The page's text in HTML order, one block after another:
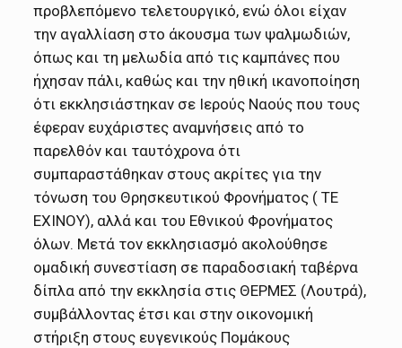
προβλεπόμενο τελετουργικό, ενώ όλοι είχαν
την αγαλλίαση στο άκουσμα των ψαλμωδιών,
όπως και τη μελωδία από τις καμπάνες που
ήχησαν πάλι, καθώς και την ηθική ικανοποίηση
ότι εκκλησιάστηκαν σε Ιερούς Ναούς που τους
έφεραν ευχάριστες αναμνήσεις από το
παρελθόν και ταυτόχρονα ότι
συμπαραστάθηκαν στους ακρίτες για την
τόνωση του Θρησκευτικού Φρονήματος ( ΤΕ
ΕΧΙΝΟΥ), αλλά και του Εθνικού Φρονήματος
όλων. Μετά τον εκκλησιασμό ακολούθησε
ομαδική συνεστίαση σε παραδοσιακή ταβέρνα
δίπλα από την εκκλησία στις ΘΕΡΜΕΣ (Λουτρά),
συμβάλλοντας έτσι και στην οικονομική
στήριξη στους ευγενικούς Πομάκους